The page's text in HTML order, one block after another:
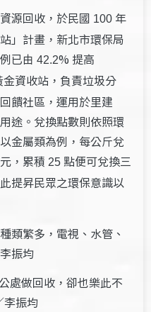
源回收，於民國 100 年
」計畫，新北市環保局
已由42.2% 提高
金資收站，負責垃圾分
饋社區，運用於里建
途。兌換點數則依照環
金屬類為例，每公斤兌
，累積 25 點便可兌換三
提昇民眾之環保意識以
處做回收，卻也樂此不
李振均